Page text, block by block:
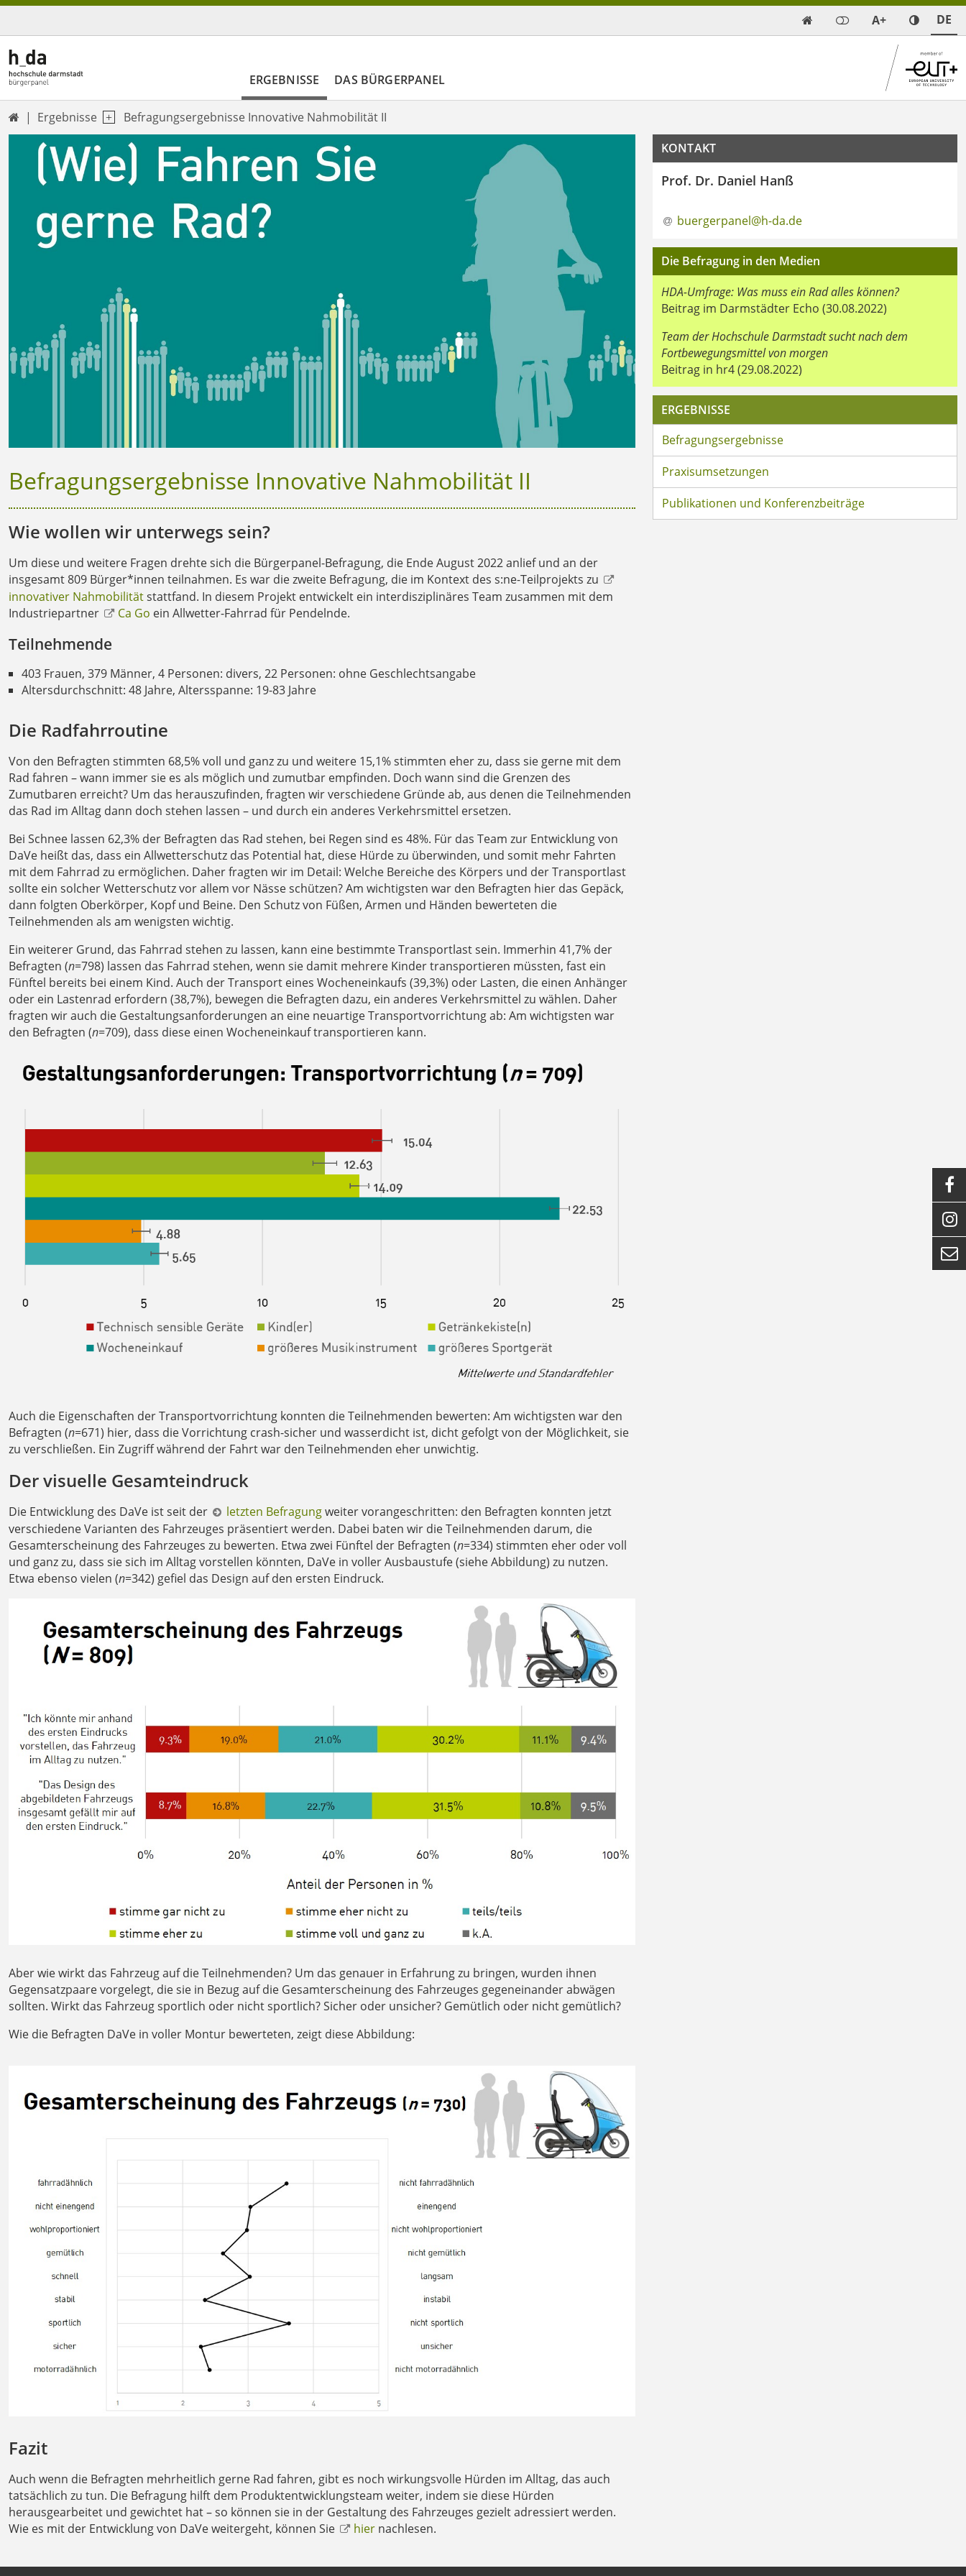
 A+ DE
ERGEBNISSE DAS BÜRGERPANEL
 Ergebnisse Befragungsergebnisse Innovative Nahmobilität II
Befragungsergebnisse Innovative Nahmobilität II
Wie wollen wir unterwegs sein?
Um diese und weitere Fragen drehte sich die Bürgerpanel-Befragung, die Ende August 2022 anlief und an der
insgesamt 809 Bürger*innen teilnahmen. Es war die zweite Befragung, die im Kontext des s:ne-Teilprojekts zu
innovativer Nahmobilitätstattfand. In diesem Projekt entwickelt ein interdisziplinäres Team zusammen mit dem
Industriepartner
Ca Go ein Allwetter-Fahrrad für Pendelnde.
Teilnehmende
403 Frauen, 379 Männer, 4 Personen: divers, 22 Personen: ohne Geschlechtsangabe
Altersdurchschnitt: 48 Jahre, Altersspanne: 19-83 Jahre
Die Radfahrroutine
Von den Befragten stimmten 68,5% voll und ganz zu und weitere 15,1% stimmten eher zu, dass sie gerne mit dem
Rad fahren – wann immer sie es als möglich und zumutbar empfinden. Doch wann sind die Grenzen des
Zumutbaren erreicht? Um das herauszufinden, fragten wir verschiedene Gründe ab, aus denen die Teilnehmenden
das Rad im Alltag dann doch stehen lassen – und durch ein anderes Verkehrsmittel ersetzen.
Bei Schnee lassen 62,3% der Befragten das Rad stehen, bei Regen sind es 48%. Für das Team zur Entwicklung von
DaVe heißt das, dass ein Allwetterschutz das Potential hat, diese Hürde zu überwinden, und somit mehr Fahrten
mit dem Fahrrad zu ermöglichen. Daher fragten wir im Detail: Welche Bereiche des Körpers und der Transportlast
sollte ein solcher Wetterschutz vor allem vor Nässe schützen? Am wichtigsten war den Befragten hier das Gepäck,
dann folgten Oberkörper, Kopf und Beine. Den Schutz von Füßen, Armen und Händen bewerteten die
Teilnehmenden als am wenigsten wichtig.
Ein weiterer Grund, das Fahrrad stehen zu lassen, kann eine bestimmte Transportlast sein. Immerhin 41,7% der
Befragten (n=798) lassen das Fahrrad stehen, wenn sie damit mehrere Kinder transportieren müssten, fast ein
Fünftel bereits bei einem Kind. Auch der Transport eines Wocheneinkaufs (39,3%) oder Lasten, die einen Anhänger
oder ein Lastenrad erfordern (38,7%), bewegen die Befragten dazu, ein anderes Verkehrsmittel zu wählen. Daher
fragten wir auch die Gestaltungsanforderungen an eine neuartige Transportvorrichtung ab: Am wichtigsten war
den Befragten (n=709), dass diese einen Wocheneinkauf transportieren kann.
Auch die Eigenschaften der Transportvorrichtung konnten die Teilnehmenden bewerten: Am wichtigsten war den
Befragten (n=671) hier, dass die Vorrichtung crash-sicher und wasserdicht ist, dicht gefolgt von der Möglichkeit, sie
zu verschließen. Ein Zugriff während der Fahrt war den Teilnehmenden eher unwichtig.
Der visuelle Gesamteindruck
Die Entwicklung des DaVe ist seit der letzten Befragungweiter vorangeschritten: den Befragten konnten jetzt
verschiedene Varianten des Fahrzeuges präsentiert werden. Dabei baten wir die Teilnehmenden darum, die
Gesamterscheinung des Fahrzeuges zu bewerten. Etwa zwei Fünftel der Befragten (n=334) stimmten eher oder voll
und ganz zu, dass sie sich im Alltag vorstellen könnten, DaVe in voller Ausbaustufe (siehe Abbildung) zu nutzen.
Etwa ebenso vielen (n=342) gefiel das Design auf den ersten Eindruck.
Aber wie wirkt das Fahrzeug auf die Teilnehmenden? Um das genauer in Erfahrung zu bringen, wurden ihnen
Gegensatzpaare vorgelegt, die sie in Bezug auf die Gesamterscheinung des Fahrzeuges gegeneinander abwägen
sollten. Wirkt das Fahrzeug sportlich oder nicht sportlich? Sicher oder unsicher? Gemütlich oder nicht gemütlich?
Wie die Befragten DaVe in voller Montur bewerteten, zeigt diese Abbildung:
Fazit
Auch wenn die Befragten mehrheitlich gerne Rad fahren, gibt es noch wirkungsvolle Hürden im Alltag, das auch
tatsächlich zu tun. Die Befragung hilft dem Produktentwicklungsteam weiter, indem sie diese Hürden
herausgearbeitet und gewichtet hat – so können sie in der Gestaltung des Fahrzeuges gezielt adressiert werden.
Wie es mit der Entwicklung von DaVe weitergeht, können Sie
hiernachlesen.
KONTAKT
Prof. Dr. Daniel Hanß
buergerpanel@h-da.de
Die Befragung in den Medien
HDA-Umfrage: Was muss ein Rad alles können?
Beitrag im Darmstädter Echo (30.08.2022)
Team der Hochschule Darmstadt sucht nach dem
Fortbewegungsmittel von morgen
Beitrag in hr4 (29.08.2022)
ERGEBNISSE
Befragungsergebnisse
Praxisumsetzungen
Publikationen und Konferenzbeiträge


